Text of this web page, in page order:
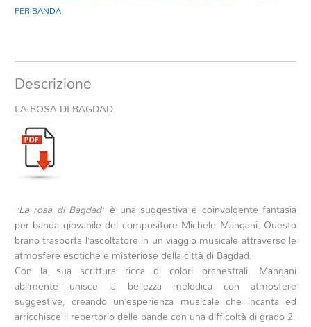
PER BANDA
Descrizione
LA ROSA DI BAGDAD
“La rosa di Bagdad”è una suggestiva e coinvolgente fantasia
per banda giovanile del compositore Michele Mangani. Questo
brano trasporta l’ascoltatore in un viaggio musicale attraverso le
atmosfere esotiche e misteriose della città di Bagdad.
Con la sua scrittura ricca di colori orchestrali, Mangani
abilmente unisce la bellezza melodica con atmosfere
suggestive, creando un’esperienza musicale che incanta ed
arricchisce il repertorio delle bande con una difficoltà di grado 2.